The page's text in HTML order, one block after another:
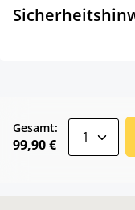
Gesamt:
99,90 €